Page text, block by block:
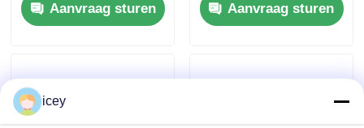
Thuis
Videos
SKEA7D03
Aanvraag sturen
Remote Key B74-
H6261-02/662F-
Aanvraag sturen
icey